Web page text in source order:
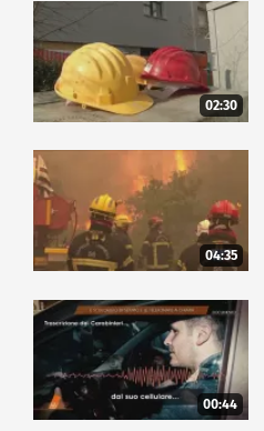
02:30
04:35
00:44